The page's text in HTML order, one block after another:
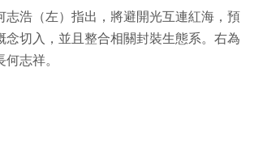
浩（左）指出，將避開光互連紅海，預
念切入，並且整合相關封裝生態系。右為
志祥。